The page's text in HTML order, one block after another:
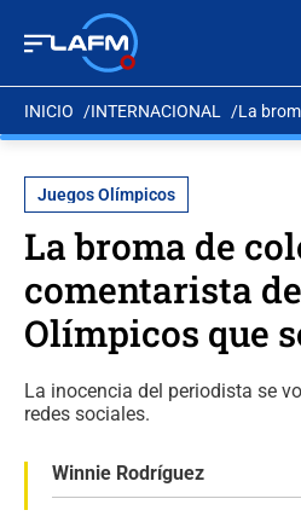
INICIO INTERNACIONAL La
Juegos Olímpicos
La broma de
comentarista
Olímpicos que
La inocencia del periodista se
redes sociales.
Winnie Rodríguez